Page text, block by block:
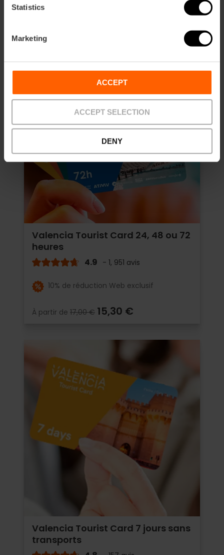
Statistics
Marketing
ACCEPT
ACCEPT SELECTION
DENY
Valencia Tourist Card 24, 48 ou 72
heures
4.9 - 1, 951 avis
10% de réduction Web exclusif
À partir de 17,00 € 15,30 €
Valencia Tourist Card 7 jours sans
transports